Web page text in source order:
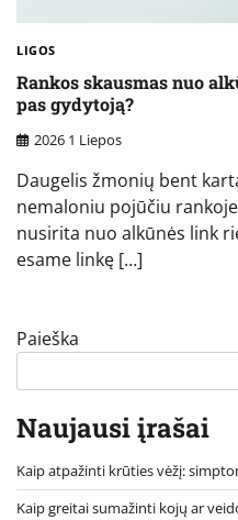
LIGOS
Rankos skausmas nuo
pas gydytoją?
2026 1 Liepos
Daugelis žmonių bent
nemaloniu pojūčiu
nusirita nuo alkūnės link
esame linkę […]
Paieška
Naujausi įrašai
Kaip atpažinti krūties vėžį:
Kaip greitai sumažinti kojų ar